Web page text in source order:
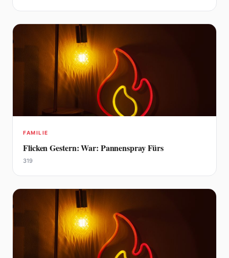
FAMILIE
Flicken Gestern: War: Pannenspray Fürs
319